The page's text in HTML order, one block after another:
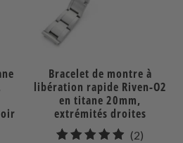
Bracelet de montre à
libération rapide Riven-O2
en titane 20mm,
extrémités droites
(2)